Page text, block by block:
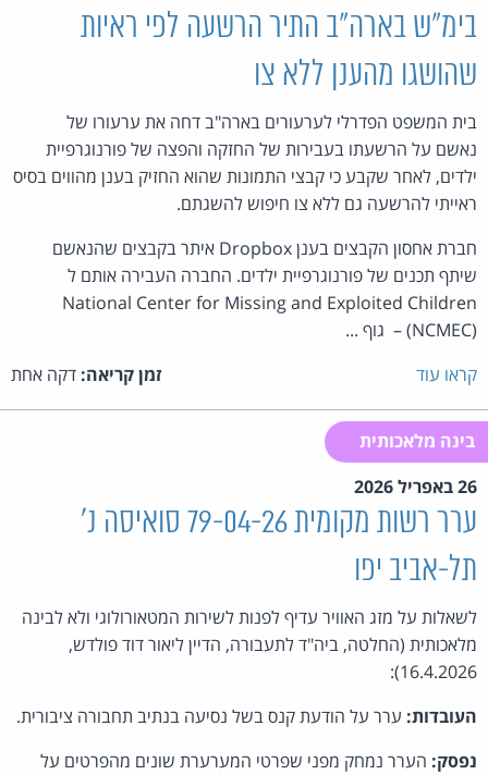
בימ"ש בארה"ב התיר הרשעה לפי ראיות
שהושגו מהענן ללא צו
בית המשפט הפדרלי לערעורים בארה"ב דחה את ערעורו של
נאשם על הרשעתו בעבירות של החזקה והפצה של פורנוגרפיית
ילדים, לאחר שקבע כי קבצי התמונות שהוא החזיק בענן מהווים בסיס
ראייתי להרשעה גם ללא צו חיפוש להשגתם.
חברת אחסון הקבצים בענן Dropbox איתר בקבצים שהנאשם
שיתף תכנים של פורנוגרפיית ילדים. החברה העבירה אותם ל
National Center for Missing and Exploited Children
(NCMEC) – גוף ...
קראו עוד
זמן קריאה: דקה אחת
בינה מלאכותית
26 באפריל 2026
ערר רשות מקומית 79-04-26 סואיסה נ'
תל-אביב יפו
לשאלות על מזג האוויר עדיף לפנות לשירות המטאורולוגי ולא לבינה
מלאכותית (החלטה, ביה"ד לתעבורה, הדיין ליאור דוד פולדש,
16.4.2026):
העובדות: ערר על הודעת קנס בשל נסיעה בנתיב תחבורה ציבורית.
נפסק: הערר נמחק מפני שפרטי המערערת שונים מהפרטים על